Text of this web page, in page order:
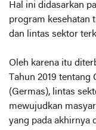
Hal ini didasarkan
program kesehatan
dan lintas sektor
Oleh karena itu
Tahun 2019
(Germas), lintas
mewujudkan
yang pada akhirnya